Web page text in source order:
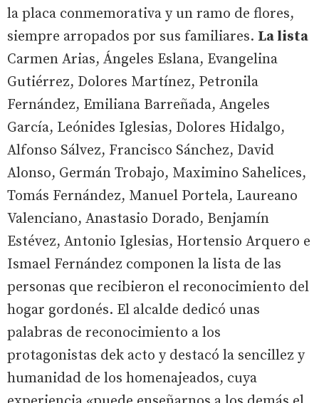
la placa conmemorativa y un ramo de flores,
siempre arropados por sus familiares. La lista
Carmen Arias, Ángeles Eslana, Evangelina
Gutiérrez, Dolores Martínez, Petronila
Fernández, Emiliana Barreñada, Angeles
García, Leónides Iglesias, Dolores Hidalgo,
Alfonso Sálvez, Francisco Sánchez, David
Alonso, Germán Trobajo, Maximino Sahelices,
Tomás Fernández, Manuel Portela, Laureano
Valenciano, Anastasio Dorado, Benjamín
Estévez, Antonio Iglesias, Hortensio Arquero e
Ismael Fernández componen la lista de las
personas que recibieron el reconocimiento del
hogar gordonés. El alcalde dedicó unas
palabras de reconocimiento a los
protagonistas dek acto y destacó la sencillez y
humanidad de los homenajeados, cuya